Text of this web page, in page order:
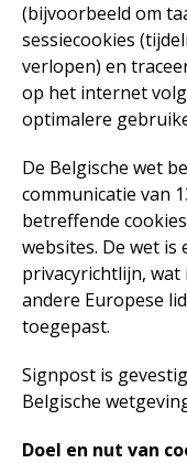
(bijvoorbeeld om
sessiecookies
verlopen) en
op het internet
optimalere
De Belgische wet
communicatie van
betreffende
websites. De wet is
privacyrichtlijn,
andere Europese
toegepast.
Signpost is
Belgische
Doel en nut van